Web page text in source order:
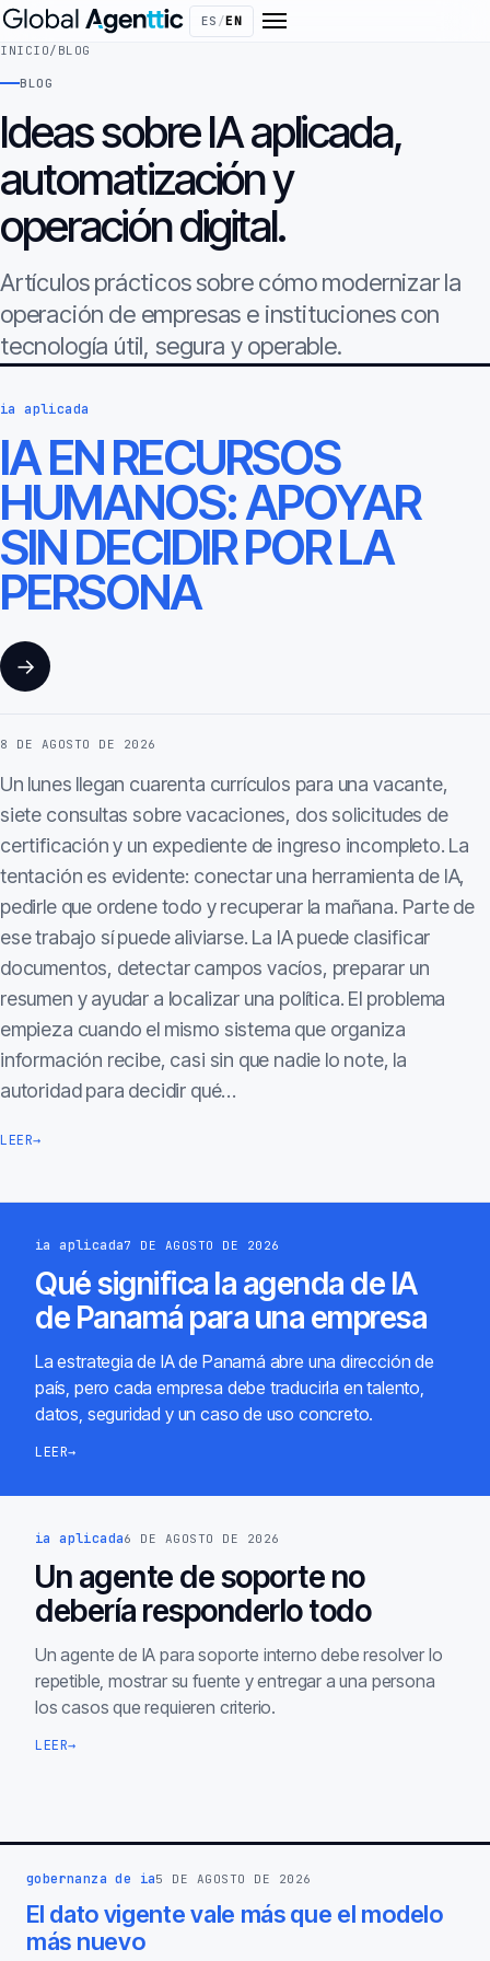
ES /EN
INICIO/ BLOG
BLOG
Ideas sobre IA aplicada,
automatización y
operación digital.
Artículos prácticos sobre cómo modernizar la
operación de empresas e instituciones con
tecnología útil, segura y operable.
ia aplicada
IA EN RECURSOS
HUMANOS: APOYAR
SIN DECIDIR POR LA
PERSONA
→
8 DE AGOSTO DE 2026
Un lunes llegan cuarenta currículos para una vacante,
siete consultas sobre vacaciones, dos solicitudes de
certificación y un expediente de ingreso incompleto. La
tentación es evidente: conectar una herramienta de IA,
pedirle que ordene todo y recuperar la mañana. Parte de
ese trabajo sí puede aliviarse. La IA puede clasificar
documentos, detectar campos vacíos, preparar un
resumen y ayudar a localizar una política. El problema
empieza cuando el mismo sistema que organiza
información recibe, casi sin que nadie lo note, la
autoridad para decidir qué…
LEER→
ia aplicada7 DE AGOSTO DE 2026
Qué significa la agenda de IA
de Panamá para una empresa
La estrategia de IA de Panamá abre una dirección de
país, pero cada empresa debe traducirla en talento,
datos, seguridad y un caso de uso concreto.
LEER→
ia aplicada6 DE AGOSTO DE 2026
Un agente de soporte no
debería responderlo todo
Un agente de IA para soporte interno debe resolver lo
repetible, mostrar su fuente y entregar a una persona
los casos que requieren criterio.
LEER→
gobernanza de ia5 DE AGOSTO DE 2026
El dato vigente vale más que el modelo
más nuevo